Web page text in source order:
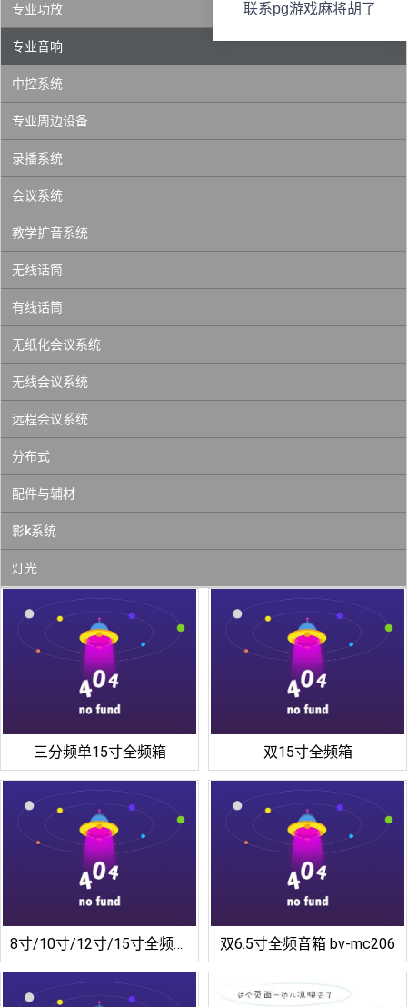
联系pg游戏麻将胡了
专业功放
专业音响
中控系统
专业周边设备
录播系统
会议系统
教学扩音系统
无线话筒
有线话筒
无纸化会议系统
无线会议系统
远程会议系统
分布式
配件与辅材
影k系统
灯光
三分频单15寸全频箱 双15寸全频箱
8寸/10寸/12寸/15寸全频箱/三分频单15寸全频箱 双6.5寸全频音箱 bv-mc206